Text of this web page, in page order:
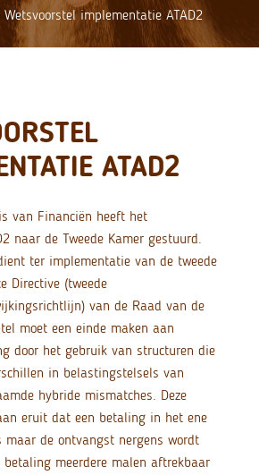
Wetsvoorstel implementatie ATAD2
ATAD2
van Financiën heeft het
naar de Tweede Kamer gestuurd.
ter implementatie van de tweede
Directive (tweede
van de Raad van de
moet een einde maken aan
door het gebruik van structuren die
in belastingstelsels van
hybride mismatches. Deze
eruit dat een betaling in het ene
de ontvangst nergens wordt
meerdere malen aftrekbaar